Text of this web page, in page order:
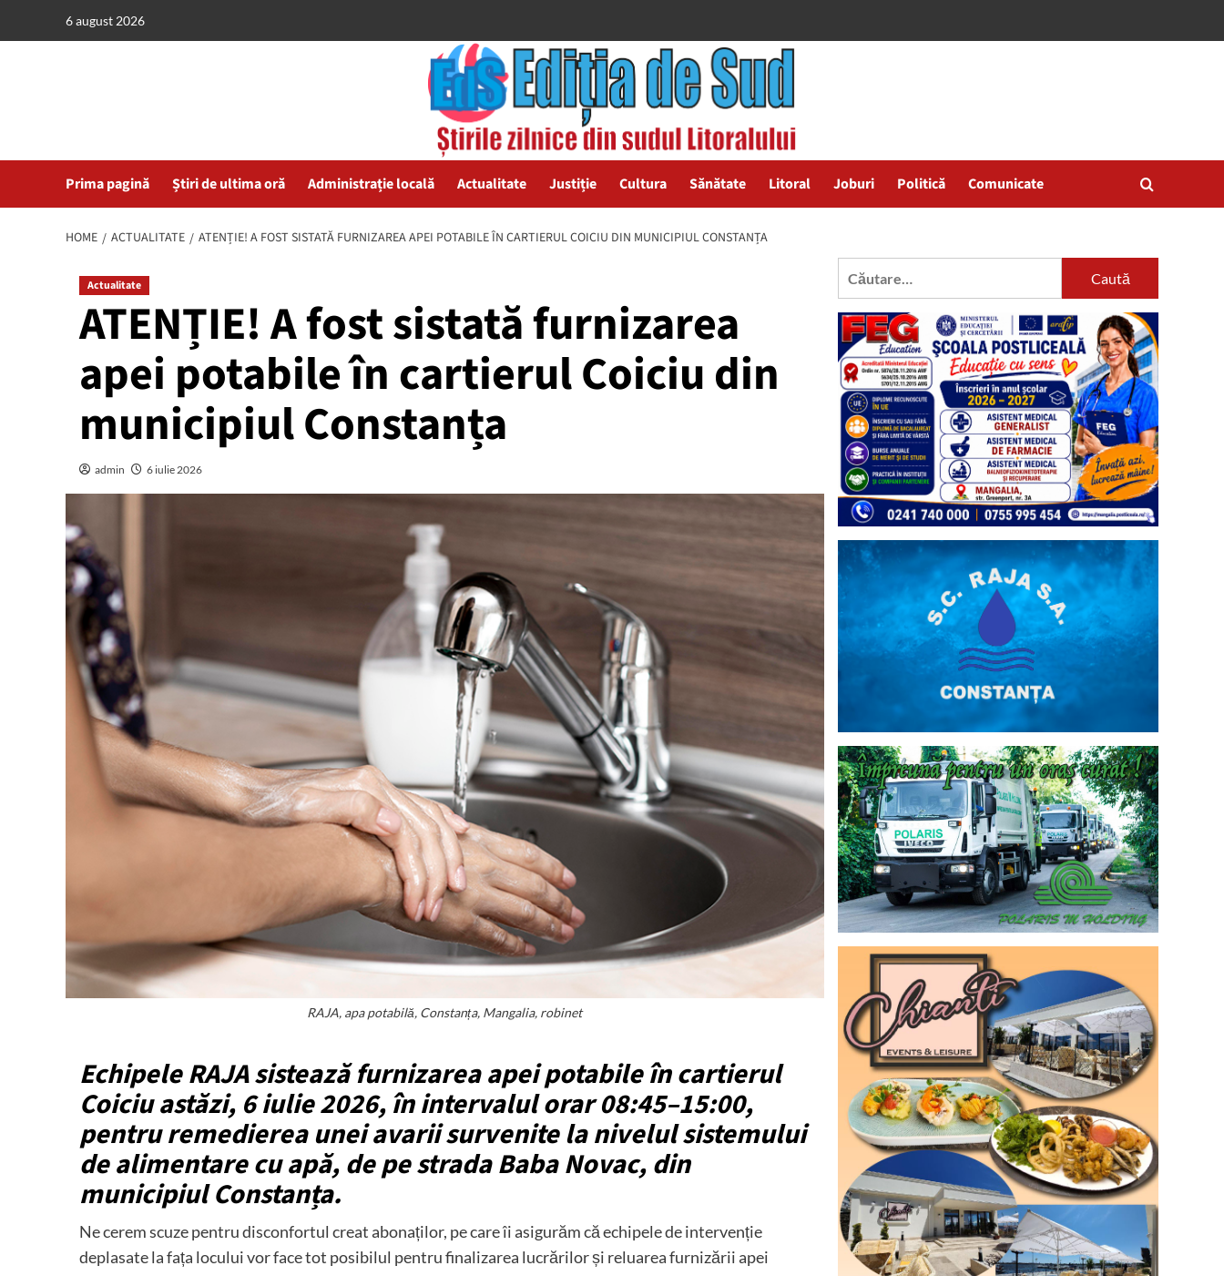
6 august 2026
Prima pagină Știri de ultima oră Administrație locală Actualitate Justiție Cultura Sănătate Litoral Joburi Politică Comunicate
HOME ACTUALITATE ATENȚIE! A FOST SISTATĂ FURNIZAREA APEI POTABILE ÎN CARTIERUL COICIU DIN MUNICIPIUL CONSTANȚA
Actualitate
ATENȚIE! A fost sistată furnizarea
apei potabile în cartierul Coiciu din
municipiul Constanța
admin 6 iulie 2026
RAJA, apa potabilă, Constanța, Mangalia, robinet
Echipele RAJA sistează furnizarea apei potabile în cartierul
Coiciu astăzi, 6 iulie 2026, în intervalul orar 08:45–15:00,
pentru remedierea unei avarii survenite la nivelul sistemului
de alimentare cu apă, de pe strada Baba Novac, din
municipiul Constanța.
Ne cerem scuze pentru disconfortul creat abonaților, pe care îi asigurăm că echipele de intervenție
deplasate la fața locului vor face tot posibilul pentru finalizarea lucrărilor și reluarea furnizării apei
Caută